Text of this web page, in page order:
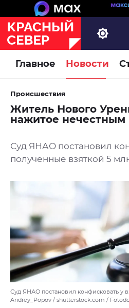
Главное Новости
Происшествия
Житель Нового
нажитое нечестным
Суд ЯНАО постановил
полученные взяткой 5
Суд ЯНАО постановил конфисковать у
Andrey_Popov / shutterstock.com /